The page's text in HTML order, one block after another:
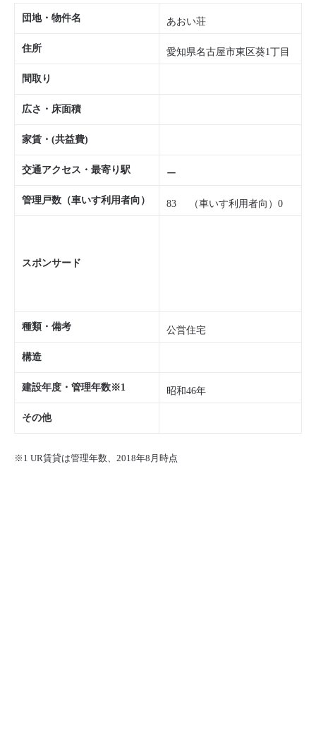
団地・物件名 あおい荘
住所 愛知県名古屋市東区葵1丁目
間取り
広さ・床面積
家賃・(共益費)
交通アクセス・最寄り駅 ー
管理戸数（車いす利用者向） 83 （車いす利用者向）0
スポンサード
種類・備考 公営住宅
構造
建設年度・管理年数※1 昭和46年
その他
※1 UR賃貸は管理年数、2018年8月時点